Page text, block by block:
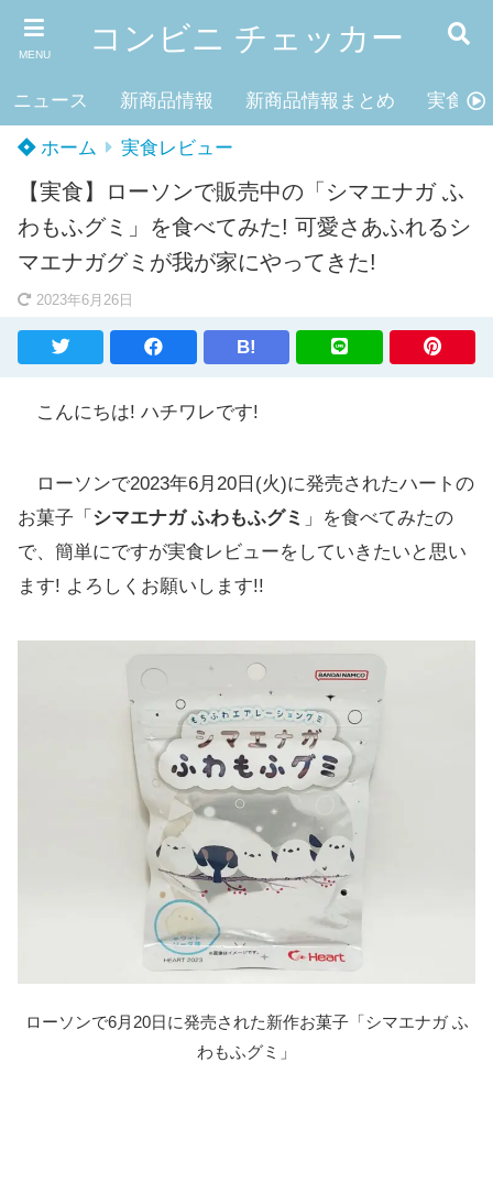
MENU コンビニ チェッカー
ニュース 新商品情報 新商品情報まとめ 実食レ
ホーム 実食レビュー
【実食】ローソンで販売中の「シマエナガ ふ
わもふグミ」を食べてみた! 可愛さあふれるシ
マエナガグミが我が家にやってきた!
2023年6月26日
B!
こんにちは! ハチワレです!
ローソンで2023年6月20日(火)に発売されたハートの
お菓子「 シマエナガ ふわもふグミ 」を食べてみたの
で、簡単にですが実食レビューをしていきたいと思い
ます! よろしくお願いします!!
ローソンで6月20日に発売された新作お菓子「シマエナガ ふ
わもふグミ」